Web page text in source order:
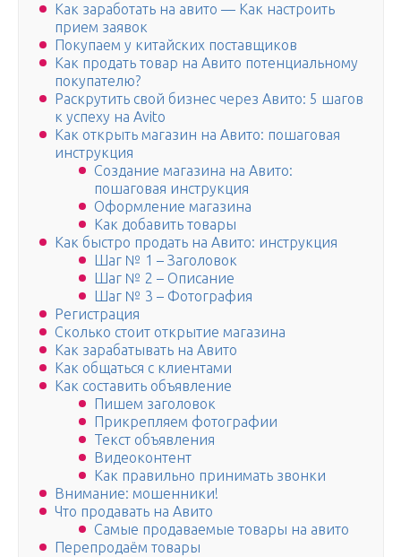
Как заработать на авито — Как настроить
прием заявок
Покупаем у китайских поставщиков
Как продать товар на Авито потенциальному
покупателю?
Раскрутить свой бизнес через Авито: 5 шагов
к успеху на Avito
Как открыть магазин на Авито: пошаговая
инструкция
Создание магазина на Авито:
пошаговая инструкция
Оформление магазина
Как добавить товары
Как быстро продать на Авито: инструкция
Шаг № 1 – Заголовок
Шаг № 2 – Описание
Шаг № 3 – Фотография
Регистрация
Сколько стоит открытие магазина
Как зарабатывать на Авито
Как общаться с клиентами
Как составить объявление
Пишем заголовок
Прикрепляем фотографии
Текст объявления
Видеоконтент
Как правильно принимать звонки
Внимание: мошенники!
Что продавать на Авито
Самые продаваемые товары на авито
Перепродаём товары